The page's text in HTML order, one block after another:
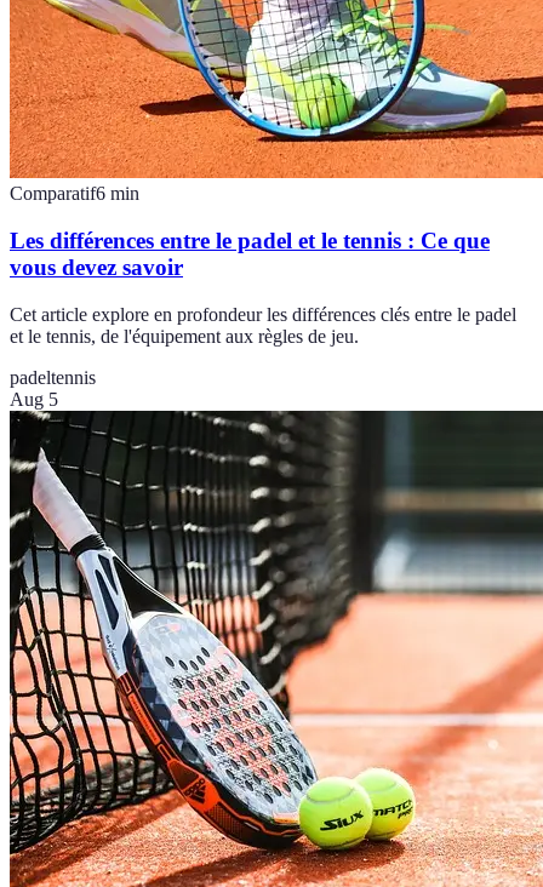
Comparatif6 min
Les différences entre le padel et le tennis : Ce que
vous devez savoir
Cet article explore en profondeur les différences clés entre le padel
et le tennis, de l'équipement aux règles de jeu.
padeltennis
Aug 5